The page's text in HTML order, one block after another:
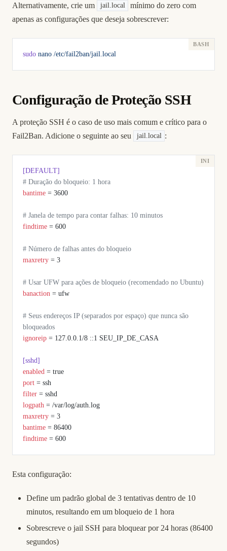
Alternativamente, crie um jail.local
mínimo do zero com
apenas as configurações que deseja sobrescrever:
sudo nano /etc/fail2ban/jail.local
Configuração de Proteção SSH
A proteção SSH é o caso de uso mais comum e crítico para o
Fail2Ban. Adicione o seguinte ao seu
jail.local :
[DEFAULT]
# Duração do bloqueio: 1 hora
bantime = 3600
# Janela de tempo para contar falhas: 10 minutos
findtime = 600
# Número de falhas antes do bloqueio
maxretry = 3
# Usar UFW para ações de bloqueio (recomendado no Ubuntu)
banaction = ufw
# Seus endereços IP (separados por espaço) que nunca são
bloqueados
ignoreip = 127.0.0.1/8 ::1 SEU_IP_DE_CASA
[sshd]
enabled = true
port = ssh
filter = sshd
logpath = /var/log/auth.log
maxretry = 3
bantime = 86400
findtime = 600
Esta configuração:
Define um padrão global de 3 tentativas dentro de 10
minutos, resultando em um bloqueio de 1 hora
Sobrescreve o jail SSH para bloquear por 24 horas (86400
segundos)